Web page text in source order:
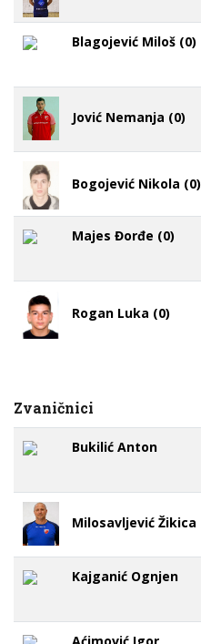
Blagojević Miloš (0)
Jović Nemanja (0)
Bogojević Nikola (0)
Majes Đorđe (0)
Rogan Luka (0)
Zvaničnici
Bukilić Anton
Milosavljević Žikica
Kajganić Ognjen
Aćimović Igor